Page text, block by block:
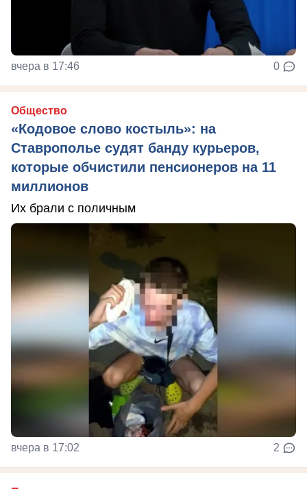
вчера в 17:46 0
Общество
«Кодовое слово костыль»: на
Ставрополье судят банду курьеров,
которые обчистили пенсионеров на 11
миллионов
Их брали с поличным
вчера в 17:02 2